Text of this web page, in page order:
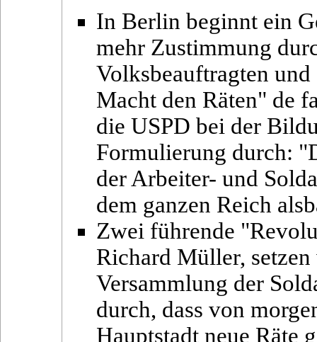
In Berlin beginnt ein
mehr Zustimmung
Volksbeauftragten
Macht den Räten" de
die USPD bei der
Formulierung durch:
der Arbeiter- und
dem ganzen Reich
Zwei führende
Richard Müller,
Versammlung der
durch, dass von
Hauptstadt neue Räte